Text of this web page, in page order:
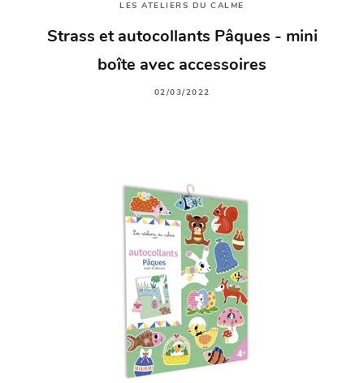
LES ATELIERS DU CALME
Strass et autocollants Pâques - mini
boîte avec accessoires
02/03/2022